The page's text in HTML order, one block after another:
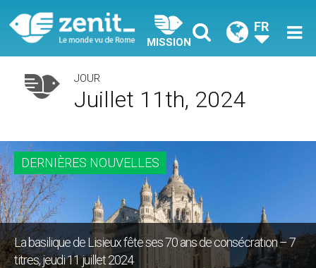
MISSION
FR
JOUR
Juillet 11th, 2024
DERNIÈRES NOUVELLES
La basilique de Lisieux fête ses 70 ans de consécration – 7
titres, jeudi 11 juillet 2024